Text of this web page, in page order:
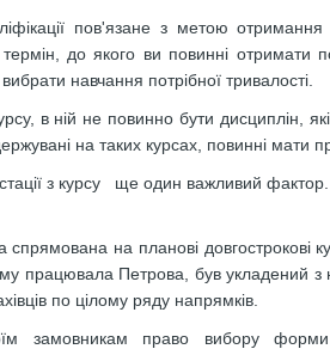
пов'язане з метою
термін, до якого ви повинні отримати
навчання потрібної тривалості.
в ній не повинно бути дисциплін,
на таких курсах, повинні мати
з курсу ще один важливий
на планові довгострокові
працювала Петрова, був укладений з
по цілому ряду напрямків.
замовникам право вибору форми